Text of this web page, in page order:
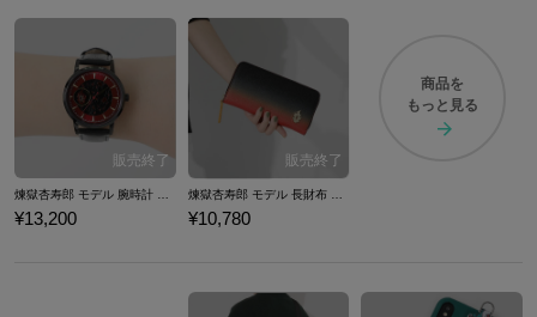
煉獄杏寿郎 モデル 腕時計 鬼滅の刃
¥13,200
煉獄杏寿郎 モデル 長財布 鬼滅の刃
¥10,780
商品を
もっと見る